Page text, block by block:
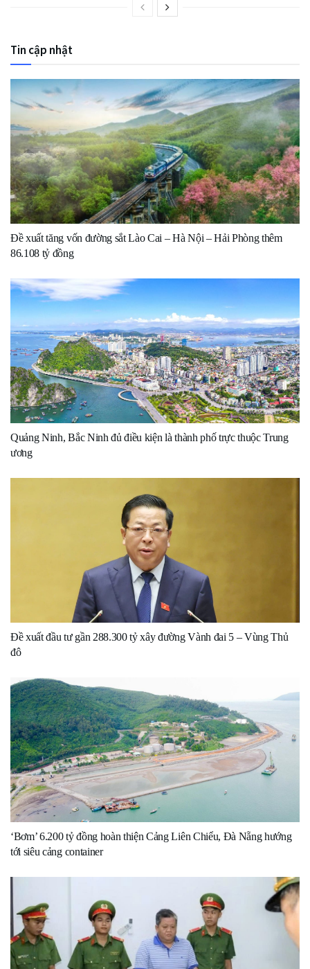
Tin cập nhật
Đề xuất tăng vốn đường sắt Lào Cai – Hà Nội – Hải Phòng thêm
86.108 tỷ đồng
Quảng Ninh, Bắc Ninh đủ điều kiện là thành phố trực thuộc Trung
ương
Đề xuất đầu tư gần 288.300 tỷ xây đường Vành đai 5 – Vùng Thủ
đô
‘Bơm’ 6.200 tỷ đồng hoàn thiện Cảng Liên Chiểu, Đà Nẵng hướng
tới siêu cảng container